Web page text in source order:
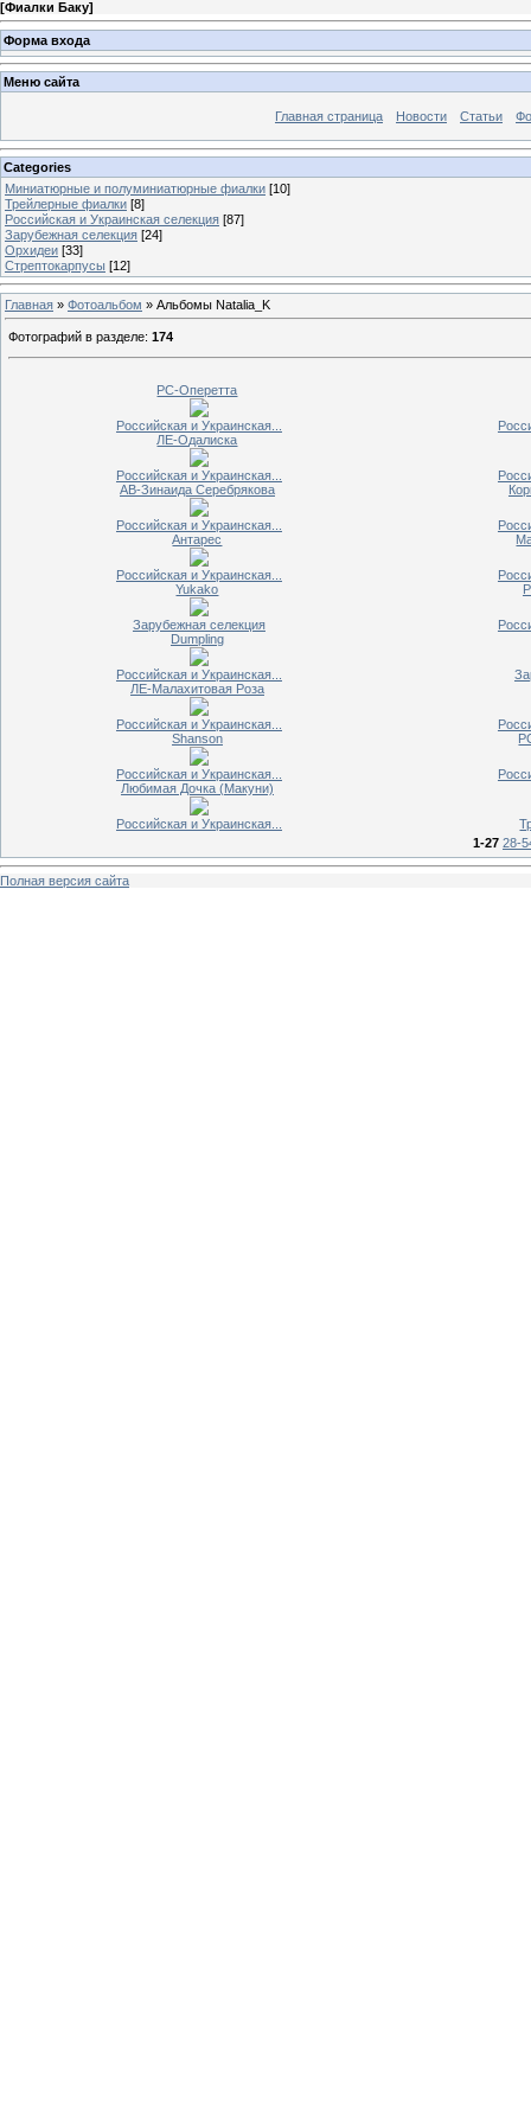
[Фиалки Баку]
Форма входа
Меню сайта
Главная страница Новости Статьи
Categories
Миниатюрные и полуминиатюрные фиалки [10]
Трейлерные фиалки [8]
Российская и Украинская селекция [87]
Зарубежная селекция [24]
Орхидеи [33]
Стрептокарпусы [12]
Главная » Фотоальбом » Альбомы Natalia_K
Фотографий в разделе: 174
РС-Оперетта
Российская и Украинская...
ЛЕ-Одалиска
Российская и Украинская...
АВ-Зинаида Серебрякова
Российская и Украинская...
Антарес
Российская и Украинская...
Yukako
Зарубежная селекция
Dumpling
Российская и Украинская...
ЛЕ-Малахитовая Роза
Российская и Украинская...
Shanson
Российская и Украинская...
Любимая Дочка (Макуни)
Российская и Украинская...
1-27 28-
Полная версия сайта